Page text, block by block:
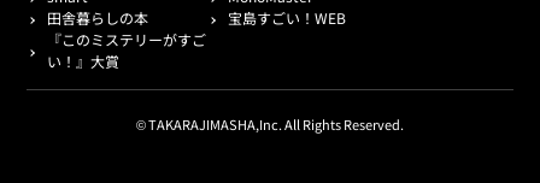
田舎暮らしの本
宝島すごい！WEB
『このミステリーがすご
い！』大賞
© TAKARAJIMASHA,Inc. All Rights Reserved.